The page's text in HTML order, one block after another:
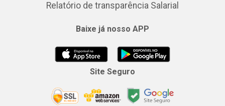
Relatório de transparência Salarial
Baixe já nosso APP
Site Seguro